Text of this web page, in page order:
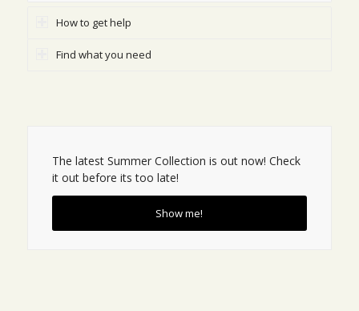
How to get help
Find what you need
The latest Summer Collection is out now! Check
it out before its too late!
Show me!